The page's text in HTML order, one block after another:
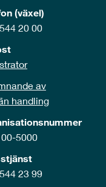
(växel)
20 00
av
handling
5000
23 99